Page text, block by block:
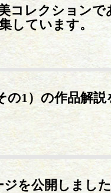
コレクションで
しています。
1）の作品解説
を公開しまし